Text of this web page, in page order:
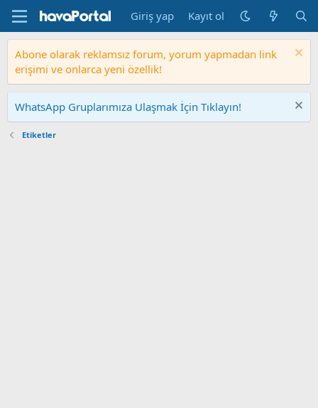
Giriş yap Kayıt ol
Abone olarak reklamsız forum, yorum yapmadan link
erişimi ve onlarca yeni özellik!
WhatsApp Gruplarımıza Ulaşmak İçin Tıklayın!
Etiketler